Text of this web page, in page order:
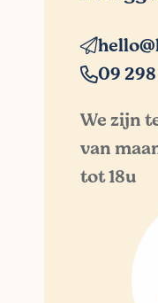
09
We zijn
van
tot 18u